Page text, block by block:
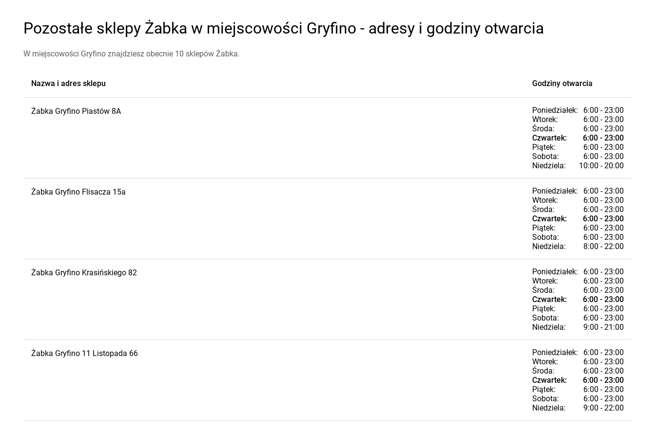
Pozostałe sklepy Żabka w miejscowości Gryfino - adresy i godziny otwarcia
W miejscowości Gryfino znajdziesz obecnie 10 sklepów Żabka.
Nazwa i adres sklepu Godziny otwarcia
Żabka Gryfino Piastów 8A Poniedziałek:
6:00 - 23:00
Wtorek:
6:00 - 23:00
Środa:
6:00 - 23:00
Czwartek:
6:00 - 23:00
Piątek:
6:00 - 23:00
Sobota:
6:00 - 23:00
Niedziela:
10:00 - 20:00
Żabka Gryfino Flisacza 15a Poniedziałek:
6:00 - 23:00
Wtorek:
6:00 - 23:00
Środa:
6:00 - 23:00
Czwartek:
6:00 - 23:00
Piątek:
6:00 - 23:00
Sobota:
6:00 - 23:00
Niedziela:
8:00 - 22:00
Żabka Gryfino Krasińskiego 82 Poniedziałek:
6:00 - 23:00
Wtorek:
6:00 - 23:00
Środa:
6:00 - 23:00
Czwartek:
6:00 - 23:00
Piątek:
6:00 - 23:00
Sobota:
6:00 - 23:00
Niedziela:
9:00 - 21:00
Żabka Gryfino 11 Listopada 66 Poniedziałek:
6:00 - 23:00
Wtorek:
6:00 - 23:00
Środa:
6:00 - 23:00
Czwartek:
6:00 - 23:00
Piątek:
6:00 - 23:00
Sobota:
6:00 - 23:00
Niedziela:
9:00 - 22:00